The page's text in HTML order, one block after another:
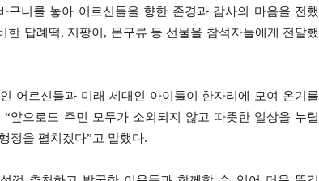
구니를 놓아 어르신들을 향한 존경과 감사의 마음을 전했
한 답례떡, 지팡이, 문구류 등 선물을 참석자들에게 전달했
어르신들과 미래 세대인 아이들이 한자리에 모여 온기를
앞으로도 주민 모두가 소외되지 않고 따뜻한 일상을 누릴
정을 펼치겠다”고 말했다.